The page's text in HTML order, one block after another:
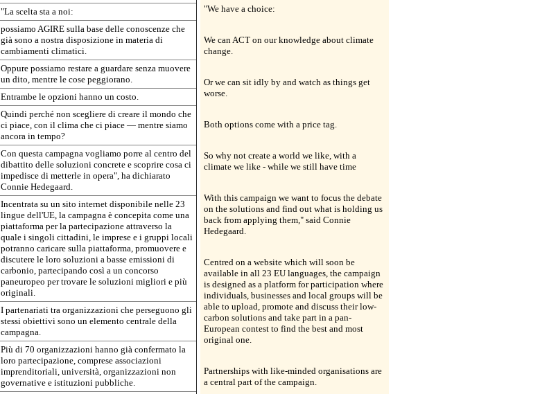
"La scelta sta a noi:
possiamo AGIRE sulla base delle conoscenze che
già sono a nostra disposizione in materia di
cambiamenti climatici.
Oppure possiamo restare a guardare senza muovere
un dito, mentre le cose peggiorano.
Entrambe le opzioni hanno un costo.
Quindi perché non scegliere di creare il mondo che
ci piace, con il clima che ci piace — mentre siamo
ancora in tempo?
Con questa campagna vogliamo porre al centro del
dibattito delle soluzioni concrete e scoprire cosa ci
impedisce di metterle in opera", ha dichiarato
Connie Hedegaard.
Incentrata su un sito internet disponibile nelle 23
lingue dell'UE, la campagna è concepita come una
piattaforma per la partecipazione attraverso la
quale i singoli cittadini, le imprese e i gruppi locali
potranno caricare sulla piattaforma, promuovere e
discutere le loro soluzioni a basse emissioni di
carbonio, partecipando così a un concorso
paneuropeo per trovare le soluzioni migliori e più
originali.
I partenariati tra organizzazioni che perseguono gli
stessi obiettivi sono un elemento centrale della
campagna.
Più di 70 organizzazioni hanno già confermato la
loro partecipazione, comprese associazioni
imprenditoriali, università, organizzazioni non
governative e istituzioni pubbliche.
"We have a choice:
We can ACT on our knowledge about climate
change.
Or we can sit idly by and watch as things get
worse.
Both options come with a price tag.
So why not create a world we like, with a
climate we like - while we still have time
With this campaign we want to focus the debate
on the solutions and find out what is holding us
back from applying them," said Connie
Hedegaard.
Centred on a website which will soon be
available in all 23 EU languages, the campaign
is designed as a platform for participation where
individuals, businesses and local groups will be
able to upload, promote and discuss their low-
carbon solutions and take part in a pan-
European contest to find the best and most
original one.
Partnerships with like-minded organisations are
a central part of the campaign.